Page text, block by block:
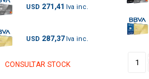
USD 271,41
USD 287,37
CONSULTAR STOCK